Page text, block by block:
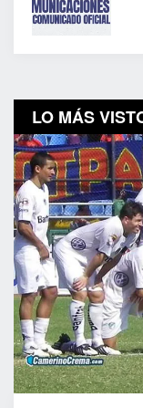
LO MÁS